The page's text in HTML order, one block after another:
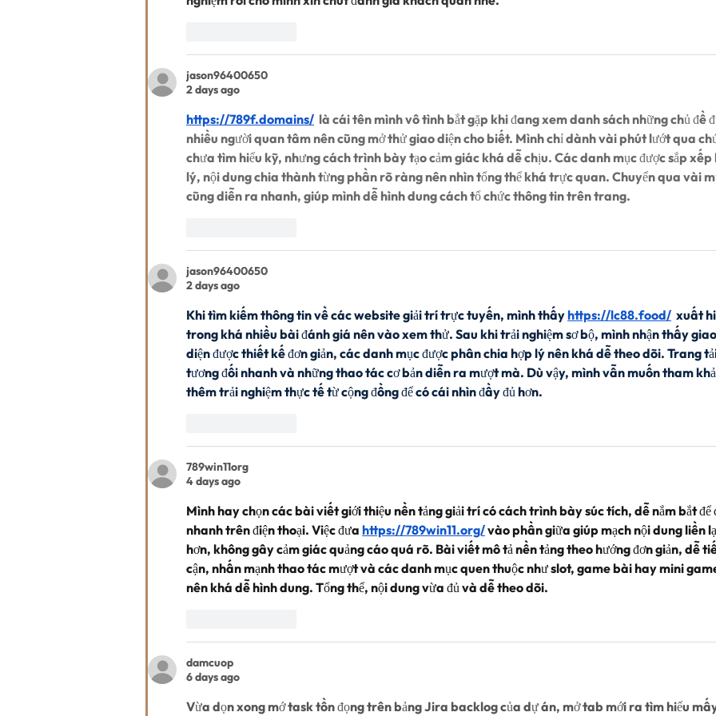
jason96400650
2 days ago
https://789f.domains/ là cái tên mình vô tình bắt gặp khi đang xem danh sách những chủ đề
nhiều người quan tâm nên cũng mở thử giao diện cho biết. Mình chỉ dành vài phút lướt qua
chưa tìm hiểu kỹ, nhưng cách trình bày tạo cảm giác khá dễ chịu. Các danh mục được sắp xếp
lý, nội dung chia thành từng phần rõ ràng nên nhìn tổng thể khá trực quan. Chuyển qua vài
cũng diễn ra nhanh, giúp mình dễ hình dung cách tổ chức thông tin trên trang.
jason96400650
2 days ago
Khi tìm kiếm thông tin về các website giải trí trực tuyến, mình thấy https://lc88.food/ xuất
trong khá nhiều bài đánh giá nên vào xem thử. Sau khi trải nghiệm sơ bộ, mình nhận thấy giao
diện được thiết kế đơn giản, các danh mục được phân chia hợp lý nên khá dễ theo dõi. Trang
tương đối nhanh và những thao tác cơ bản diễn ra mượt mà. Dù vậy, mình vẫn muốn tham
thêm trải nghiệm thực tế từ cộng đồng để có cái nhìn đầy đủ hơn.
789win11org
4 days ago
Mình hay chọn các bài viết giới thiệu nền tảng giải trí có cách trình bày súc tích, dễ nắm bắt để
nhanh trên điện thoại. Việc đưa https://789win11.org/ vào phần giữa giúp mạch nội dung liền
hơn, không gây cảm giác quảng cáo quá rõ. Bài viết mô tả nền tảng theo hướng đơn giản, dễ
cận, nhấn mạnh thao tác mượt và các danh mục quen thuộc như slot, game bài hay mini
nên khá dễ hình dung. Tổng thể, nội dung vừa đủ và dễ theo dõi.
damcuop
6 days ago
Vừa dọn xong mớ task tồn đọng trên bảng Jira backlog của dự án, mở tab mới ra tìm hiểu